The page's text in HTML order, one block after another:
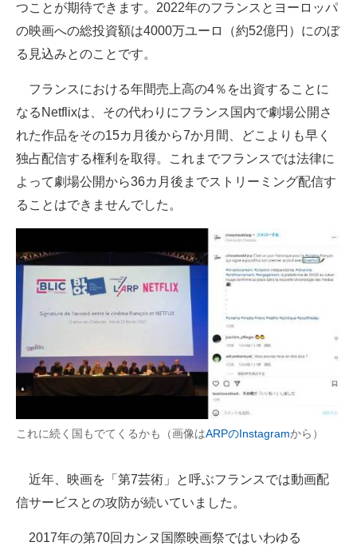
ちょっと気になるネットの話題
つことが期待できます。2022年のフランスとヨーロッパ
の映画への総投資額は4000万ユーロ（約52億円）にのぼ
る見込みとのことです。
フランスにおける年間売上高の4％を出資することに
なるNetflixは、その代わりにフランス国内で劇場公開さ
れた作品をその15カ月後から7か月間、どこよりも早く
独占配信する権利を取得。これまでフランスでは法律に
よって劇場公開から36カ月後までストリーミング配信す
ることはできませんでした。
これに続く国もでてくるかも（画像はARPのInstagramから）
近年、映画を「第7芸術」と呼ぶフランスでは動画配
信サービスとの攻防が続いていました。
2017年の第70回カンヌ国際映画祭ではいわゆる